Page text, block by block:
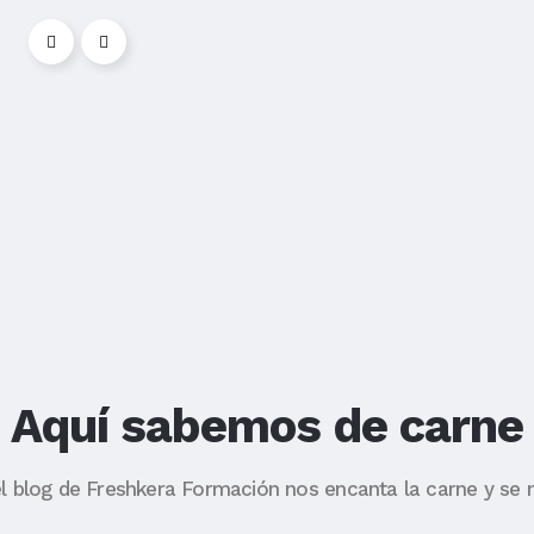
Aquí sabemos de carne
blog de Freshkera Formación nos encanta la carne y se